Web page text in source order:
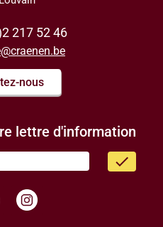
217 52 46
nous
lettre d'information
done